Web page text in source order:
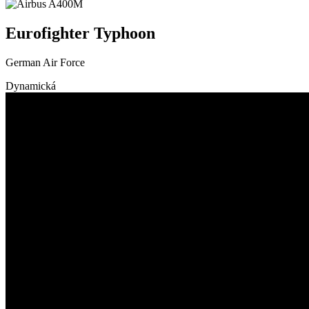
Eurofighter Typhoon
German Air Force
Dynamická